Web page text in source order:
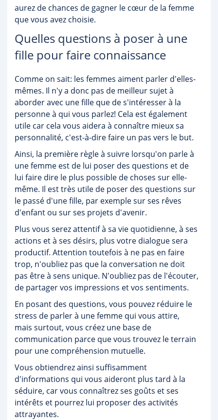
aurez de chances de gagner le cœur de la femme
que vous avez choisie.
Quelles questions à poser à une
fille pour faire connaissance
Comme on sait: les femmes aiment parler d'elles-
mêmes. Il n'y a donc pas de meilleur sujet à
aborder avec une fille que de s'intéresser à la
personne à qui vous parlez! Cela est également
utile car cela vous aidera à connaître mieux sa
personnalité, c'est-à-dire faire un pas vers le but.
Ainsi, la première règle à suivre lorsqu'on parle à
une femme est de lui poser des questions et de
lui faire dire le plus possible de choses sur elle-
même. Il est très utile de poser des questions sur
le passé d'une fille, par exemple sur ses rêves
d'enfant ou sur ses projets d'avenir.
Plus vous serez attentif à sa vie quotidienne, à ses
actions et à ses désirs, plus votre dialogue sera
productif. Attention toutefois à ne pas en faire
trop, n'oubliez pas que la conversation ne doit
pas être à sens unique. N'oubliez pas de l'écouter,
de partager vos impressions et vos sentiments.
En posant des questions, vous pouvez réduire le
stress de parler à une femme qui vous attire,
mais surtout, vous créez une base de
communication parce que vous trouvez le terrain
pour une compréhension mutuelle.
Vous obtiendrez ainsi suffisamment
d'informations qui vous aideront plus tard à la
séduire, car vous connaîtrez ses goûts et ses
intérêts et pourrez lui proposer des activités
attrayantes.